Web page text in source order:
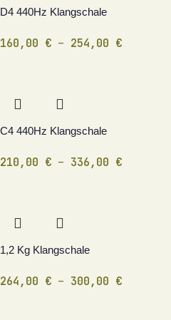
D4 440Hz Klangschale
160,00 € – 254,00 €
C4 440Hz Klangschale
210,00 € – 336,00 €
1,2 Kg Klangschale
264,00 € – 300,00 €